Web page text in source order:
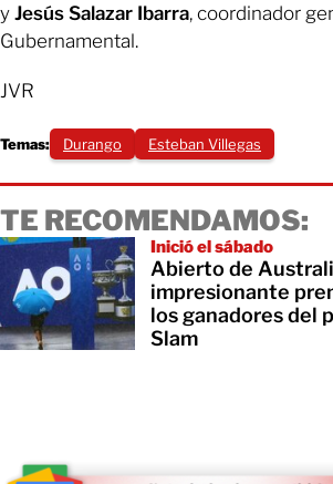
y Jesús Salazar Ibarra, coordinador
Gubernamental.
JVR
Temas: Durango Esteban Villegas
TE RECOMENDAMOS:
Inició el sábado
Abierto de
impresionante
los ganadores del
Slam